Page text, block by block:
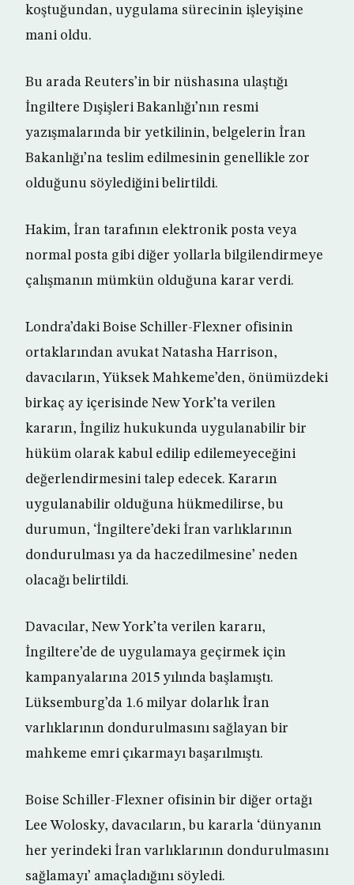
koştuğundan, uygulama sürecinin işleyişine
mani oldu.
Bu arada Reuters’in bir nüshasına ulaştığı
İngiltere Dışişleri Bakanlığı’nın resmi
yazışmalarında bir yetkilinin, belgelerin İran
Bakanlığı’na teslim edilmesinin genellikle zor
olduğunu söylediğini belirtildi.
Hakim, İran tarafının elektronik posta veya
normal posta gibi diğer yollarla bilgilendirmeye
çalışmanın mümkün olduğuna karar verdi.
Londra’daki Boise Schiller-Flexner ofisinin
ortaklarından avukat Natasha Harrison,
davacıların, Yüksek Mahkeme’den, önümüzdeki
birkaç ay içerisinde New York’ta verilen
kararın, İngiliz hukukunda uygulanabilir bir
hüküm olarak kabul edilip edilemeyeceğini
değerlendirmesini talep edecek. Kararın
uygulanabilir olduğuna hükmedilirse, bu
durumun, ‘İngiltere’deki İran varlıklarının
dondurulması ya da haczedilmesine’ neden
olacağı belirtildi.
Davacılar, New York’ta verilen kararıı,
İngiltere’de de uygulamaya geçirmek için
kampanyalarına 2015 yılında başlamıştı.
Lüksemburg’da 1.6 milyar dolarlık İran
varlıklarının dondurulmasını sağlayan bir
mahkeme emri çıkarmayı başarılmıştı.
Boise Schiller-Flexner ofisinin bir diğer ortağı
Lee Wolosky, davacıların, bu kararla ‘dünyanın
her yerindeki İran varlıklarının dondurulmasını
sağlamayı’ amaçladığını söyledi.